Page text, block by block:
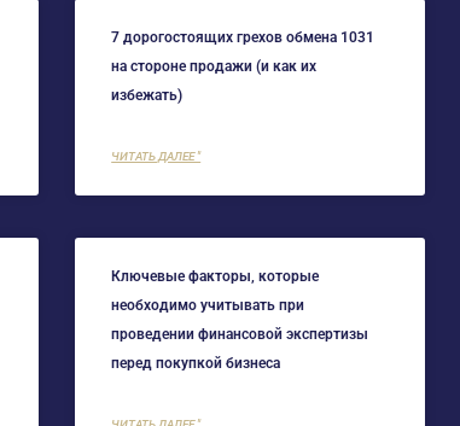
7 дорогостоящих грехов обмена 1031
на стороне продажи (и как их
избежать)
ЧИТАТЬ ДАЛЕЕ "
Ключевые факторы, которые
необходимо учитывать при
проведении финансовой экспертизы
перед покупкой бизнеса